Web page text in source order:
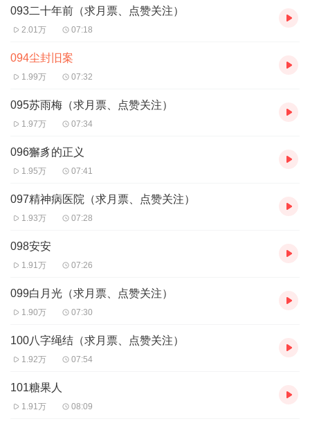
093二十年前（求月票、点赞关注）
2.01万 07:18
094尘封旧案
1.99万 07:32
095苏雨梅（求月票、点赞关注）
1.97万 07:34
096獬豸的正义
1.95万 07:41
097精神病医院（求月票、点赞关注）
1.93万 07:28
098安安
1.91万 07:26
099白月光（求月票、点赞关注）
1.90万 07:30
100八字绳结（求月票、点赞关注）
1.92万 07:54
101糖果人
1.91万 08:09